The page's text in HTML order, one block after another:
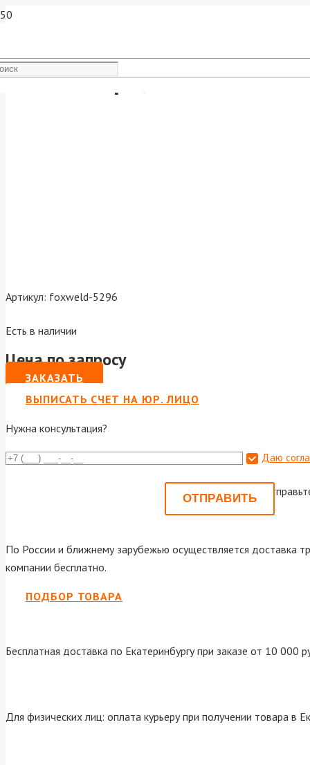
Маска сварщика GEFEST
Артикул: foxweld-5296
Есть в наличии
Цена по запросу
ЗАКАЗАТЬ
ВЫПИСАТЬ СЧЕТ НА ЮР. ЛИЦО
Нужна консультация?
Даю
Или
По России и ближнему зарубежью осуществляется доставка
компании бесплатно.
ПОДБОР ТОВАРА
Бесплатная доставка по Екатеринбургу при заказе от 10 000
Для физических лиц: оплата курьеру при получении товара в